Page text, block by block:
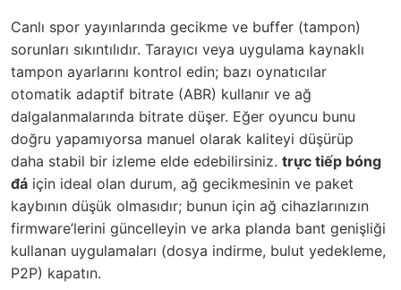
Canlı spor yayınlarında gecikme ve buffer (tampon)
sorunları sıkıntılıdır. Tarayıcı veya uygulama kaynaklı
tampon ayarlarını kontrol edin; bazı oynatıcılar
otomatik adaptif bitrate (ABR) kullanır ve ağ
dalgalanmalarında bitrate düşer. Eğer oyuncu bunu
doğru yapamıyorsa manuel olarak kaliteyi düşürüp
daha stabil bir izleme elde edebilirsiniz. trực tiếp bóng
đá için ideal olan durum, ağ gecikmesinin ve paket
kaybının düşük olmasıdır; bunun için ağ cihazlarınızın
firmware’lerini güncelleyin ve arka planda bant genişliği
kullanan uygulamaları (dosya indirme, bulut yedekleme,
P2P) kapatın.